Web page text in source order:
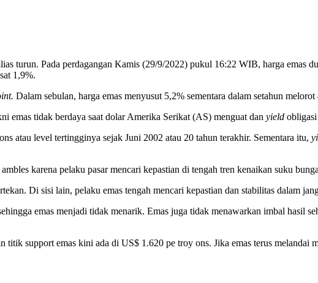
turun. Pada perdagangan Kamis (29/9/2022) pukul 16:22 WIB, harga emas
1,9%.
Dalam sebulan, harga emas menyusut 5,2% sementara dalam setahun melorot
emas tidak berdaya saat dolar Amerika Serikat (AS) menguat dan yield
atau level tertingginya sejak Juni 2002 atau 20 tahun terakhir. Sementara itu,
karena pelaku pasar mencari kepastian di tengah tren kenaikan suku
Di sisi lain, pelaku emas tengah mencari kepastian dan stabilitas dalam
emas menjadi tidak menarik. Emas juga tidak menawarkan imbal hasil
support emas kini ada di US$ 1.620 pe troy ons. Jika emas terus melandai